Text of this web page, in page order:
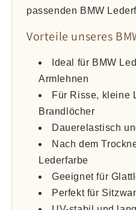
passenden BMW
Vorteile unseres
Ideal für BMW
Armlehnen
Für Risse, kleine
Brandlöcher
Dauerelastisch
Nach dem
Lederfarbe
Geeignet für
Perfekt für